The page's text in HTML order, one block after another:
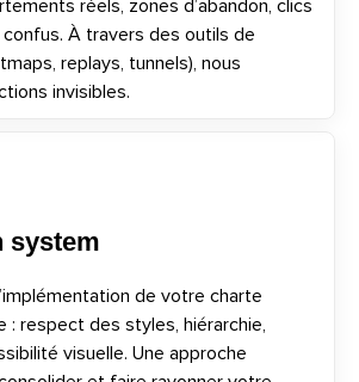
réels, zones d’abandon, clics
À travers des outils de
replays, tunnels), nous
invisibles.
system
de votre charte
: respect des styles, hiérarchie,
visuelle. Une approche